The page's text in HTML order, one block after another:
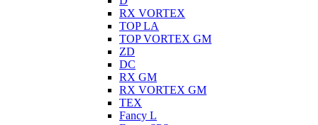
RX VORTEX
TOP LA
TOP VORTEX GM
ZD
DC
RX GM
RX VORTEX GM
TEX
Fancy L